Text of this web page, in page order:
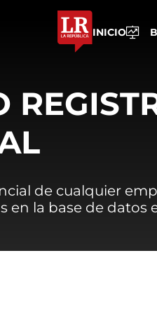
INICIO
de cualquier
en la base de